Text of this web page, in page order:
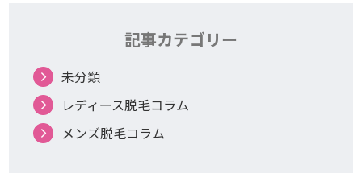
記事カテゴリー
未分類
レディース脱毛コラム
メンズ脱毛コラム